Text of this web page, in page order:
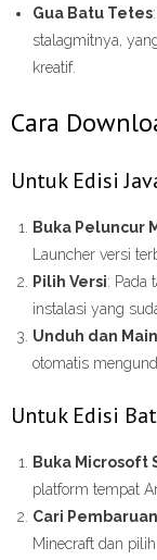
Gua Batu Tetes
stalagmitnya,
kreatif.
Cara
Untuk Edisi
Buka Peluncur
Launcher versi
Pilih Versi: Pada
instalasi yang
Unduh dan
otomatis
Untuk Edisi
Buka Microsoft
platform tempat
Cari Pembaruan
Minecraft dan pilih